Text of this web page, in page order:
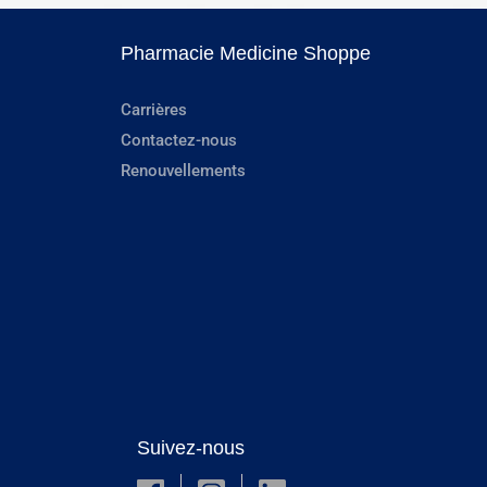
Pharmacie Medicine Shoppe
Carrières
Contactez-nous
Renouvellements
Suivez-nous